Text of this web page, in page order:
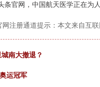
官网，中国航天医学正在为
注册通道提示：本文来自互联
南大撤退？
运冠军